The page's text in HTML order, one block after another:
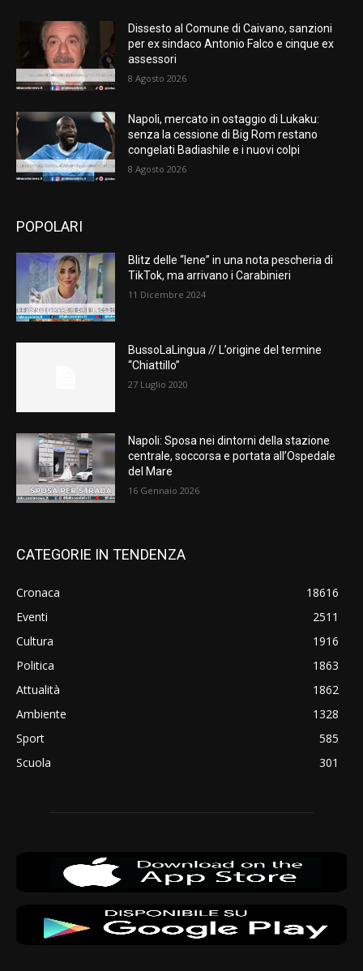
Dissesto al Comune di Caivano, sanzioni
per ex sindaco Antonio Falco e cinque ex
assessori
8 Agosto 2026
Napoli, mercato in ostaggio di Lukaku:
senza la cessione di Big Rom restano
congelati Badiashile e i nuovi colpi
8 Agosto 2026
POPOLARI
Blitz delle “Iene” in una nota pescheria di
TikTok, ma arrivano i Carabinieri
11 Dicembre 2024
BussoLaLingua // L’origine del termine
“Chiattillo”
27 Luglio 2020
Napoli: Sposa nei dintorni della stazione
centrale, soccorsa e portata all’Ospedale
del Mare
16 Gennaio 2026
CATEGORIE IN TENDENZA
Cronaca
18616
Eventi
2511
Cultura
1916
Politica
1863
Attualità
1862
Ambiente
1328
Sport
585
Scuola
301